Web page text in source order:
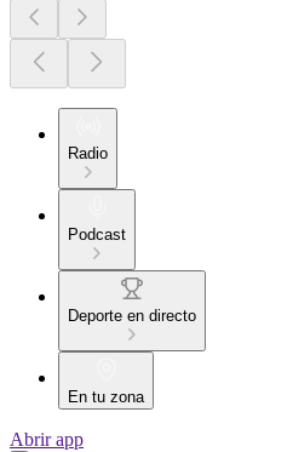
Radio
Podcast
Deporte en directo
En tu zona
Abrir app